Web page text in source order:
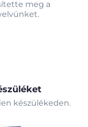
meg a
készülékeden.